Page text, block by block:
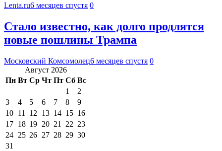
Lenta.ru6 месяцев спустя 0
Стало известно, как долго продлятся
новые пошлины Трампа
Московский Комсомолец6 месяцев спустя 0
Август 2026
Пн Вт Ср Чт Пт Сб Вс
1
2
3
4 5 6 7 8
9
10 11 12 13 14 15 16
17 18 19 20 21 22 23
24 25 26 27 28 29 30
31